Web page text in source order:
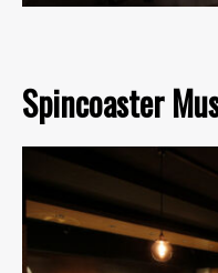
Spincoaster